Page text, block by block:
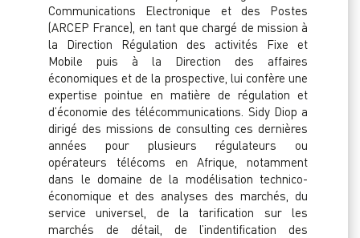
Communications Electronique et des Postes
(ARCEP France), en tant que chargé de mission à
la Direction Régulation des activités Fixe et
Mobile puis à la Direction des affaires
économiques et de la prospective, lui confère une
expertise pointue en matière de régulation et
d’économie des télécommunications. Sidy Diop a
dirigé des missions de consulting ces dernières
années pour plusieurs régulateurs ou
opérateurs télécoms en Afrique, notamment
dans le domaine de la modélisation technico-
économique et des analyses des marchés, du
service universel, de la tarification sur les
marchés de détail, de l’indentification des